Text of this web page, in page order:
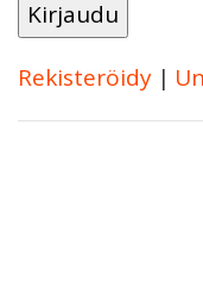
Rekisteröidy |